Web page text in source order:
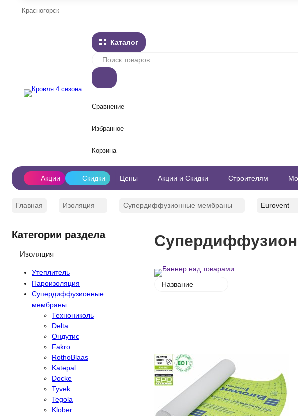
Красногорск
Каталог
Сравнение
Избранное
Корзина
Акции Скидки Цены Акции и Скидки Строителям
Главная Изоляция Супердиффузионные мембраны Eurovent
Название
покупателей
Категории раздела
Изоляция
Утеплитель
Пароизоляция
Супердиффузионные
мембраны
Технониколь
Delta
Ондутис
Fakro
RothoBlaas
Katepal
Docke
Tyvek
Tegola
Klober